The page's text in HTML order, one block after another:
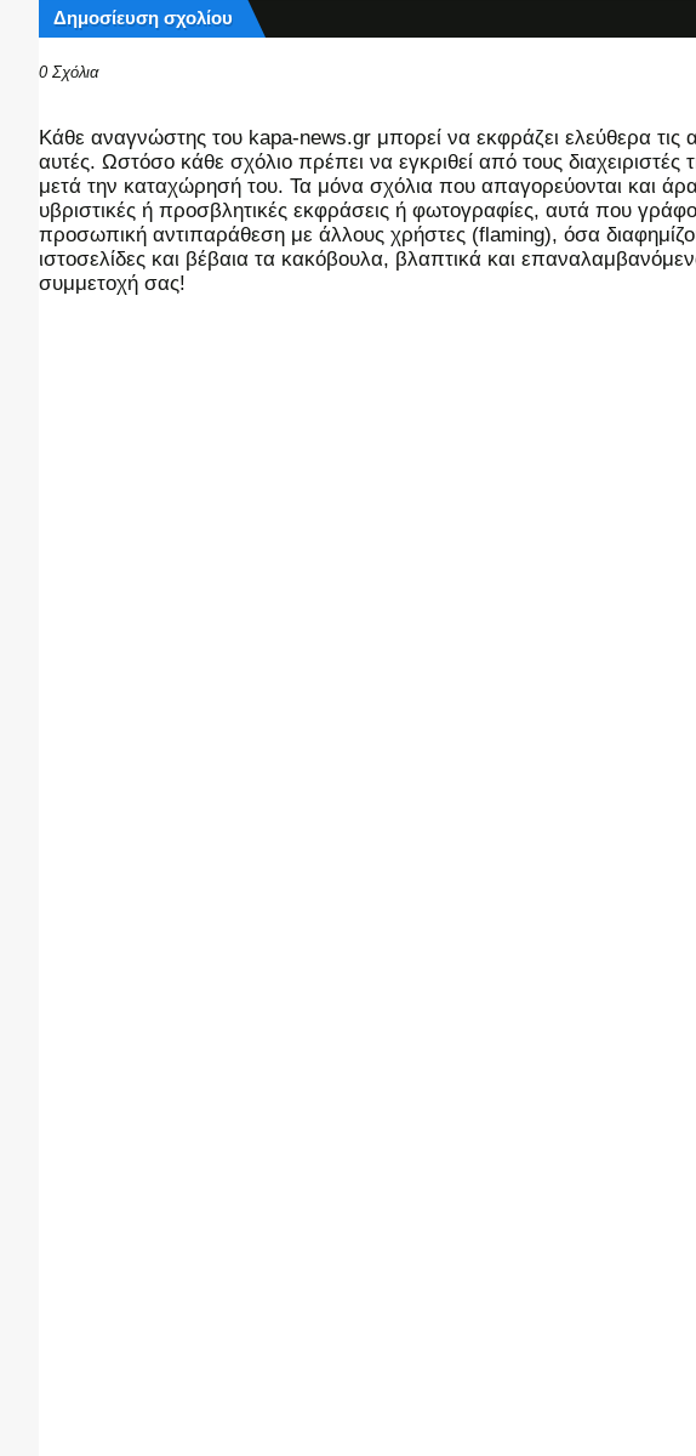
Δημοσίευση σχολίου
0 Σχόλια
Kάθε αναγνώστης του kapa-news.gr μπορεί να εκφράζει ελεύθερα τις
αυτές. Ωστόσο κάθε σχόλιο πρέπει να εγκριθεί από τους διαχειριστές
μετά την καταχώρησή του. Τα μόνα σχόλια που απαγορεύονται και άρα
υβριστικές ή προσβλητικές εκφράσεις ή φωτογραφίες, αυτά που
προσωπική αντιπαράθεση με άλλους χρήστες (flaming), όσα
ιστοσελίδες και βέβαια τα κακόβουλα, βλαπτικά και
συμμετοχή σας!